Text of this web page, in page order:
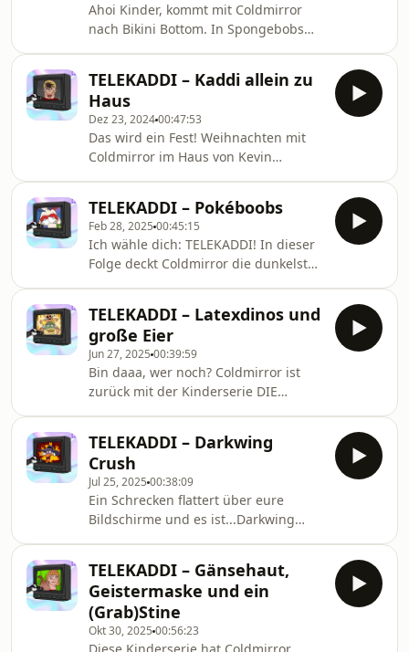
Ahoi Kinder, kommt mit Coldmirror
nach Bikini Bottom. In Spongebobs
und ein waschechter Skandal um
Thaddäus Tentakel auf euch! +++
ANMERKUNG: Wegen einer
Namensverwechslung haben wir die
Folge bearbeitet und die
entsprechende Stelle korrigiert.
TELEKADDI – Kaddi allein zu
Haus
Dez 23, 202400:47:53
Das wird ein Fest! Weihnachten mit
Coldmirror im Haus von Kevin
Schmuddelheftchen - in einem
Kinderfilm!! Lasst euch nicht von
Banditen ärgern und gönnt euch so
viel Eiscreme, wie ihr wollt. Wenn ihr
einen Weihnachtswunsch habt,
welche Kinderserien noch in diesem
Podcast landen sollen, schreibt es in
die Kommentare.
TELEKADDI – Pokéboobs
Feb 28, 2025 00:45:15
Ich wähle dich: TELEKADDI! In dieser
Folge deckt Coldmirror die dunkelsten
„Pokébälle“ und die Frage, wer hier
eigentlich DER BESTE ist. Ohrwürmer
inklusive, sorry.
TELEKADDI – Latexdinos und
große Eier
Jun 27, 2025 00:39:59
Bin daaa, wer noch? Coldmirror ist
zurück mit der Kinderserie DIE
brutales Baby, teurer Latex und ein
traumatisches Serienende – das klingt
doch nach jeder Menge FUN!
TELEKADDI – Darkwing
Crush
Jul 25, 2025 00:38:09
Ein Schrecken flattert über eure
Bildschirme und es ist...Darkwing
Disney-Cartoon, macht erstaunliche
Entdeckungen über Sankt Erpelsburg
und es gibt eine überraschende
Liebesbeichte. Let's get dangerous.
TELEKADDI – Gänsehaut,
Geistermaske und ein
(Grab)Stine
Okt 30, 2025 00:56:23